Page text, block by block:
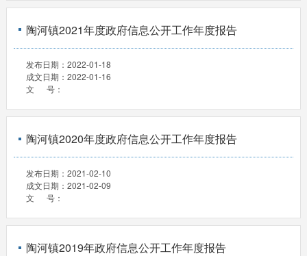
陶河镇2021年度政府信息公开工作年度报告
发布日期： 2022-01-18
成文日期： 2022-01-16
文 号：
陶河镇2020年度政府信息公开工作年度报告
发布日期： 2021-02-10
成文日期： 2021-02-09
文 号：
陶河镇2019年政府信息公开工作年度报告